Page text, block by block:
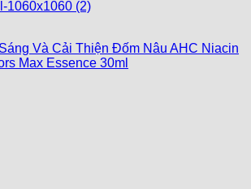
Và Cải Thiện Đốm Nâu AHC Niacin
Max Essence 30ml